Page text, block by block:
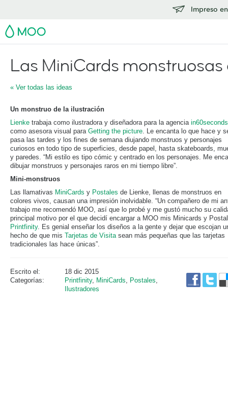
Impreso
MOO
Las MiniCards monstruosas
« Ver todas las ideas
Un monstruo de la ilustración
Lienke trabaja como ilustradora y diseñadora para la agencia in60seconds
como asesora visual para Getting the picture. Le encanta lo que hace y
pasa las tardes y los fines de semana diujando monstruos y personajes
curiosos en todo tipo de superficies, desde papel, hasta skateboards,
y paredes. “Mi estilo es tipo cómic y centrado en los personajes. Me
dibujar monstruos y personajes raros en mi tiempo libre”.
Mini-monstruos
Las llamativas MiniCards y Postales de Lienke, llenas de monstruos en
colores vivos, causan una impresión inolvidable. “Un compañero de mi
trabajo me recomendó MOO, así que lo probé y me gustó mucho su
principal motivo por el que decidí encargar a MOO mis Minicards y
Printfinity. Es genial enseñar los diseños a la gente y dejar que escojan
hecho de que mis Tarjetas de Visitasean más pequeñas que las tarjetas
tradicionales las hace únicas”.
Escrito el:
18 dic 2015
Categorías:
Printfinity, MiniCards, Postales,
Ilustradores